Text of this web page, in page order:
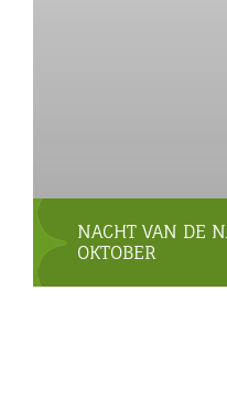
NACHT VAN DE
OKTOBER